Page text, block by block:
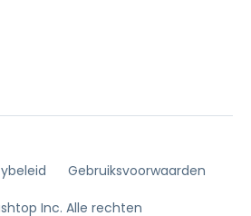
Gebruiksvoorwaarden
Inc. Alle rechten